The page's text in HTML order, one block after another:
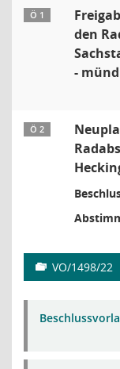
Ö 1
den
-
Ö 2
VO/1498/22